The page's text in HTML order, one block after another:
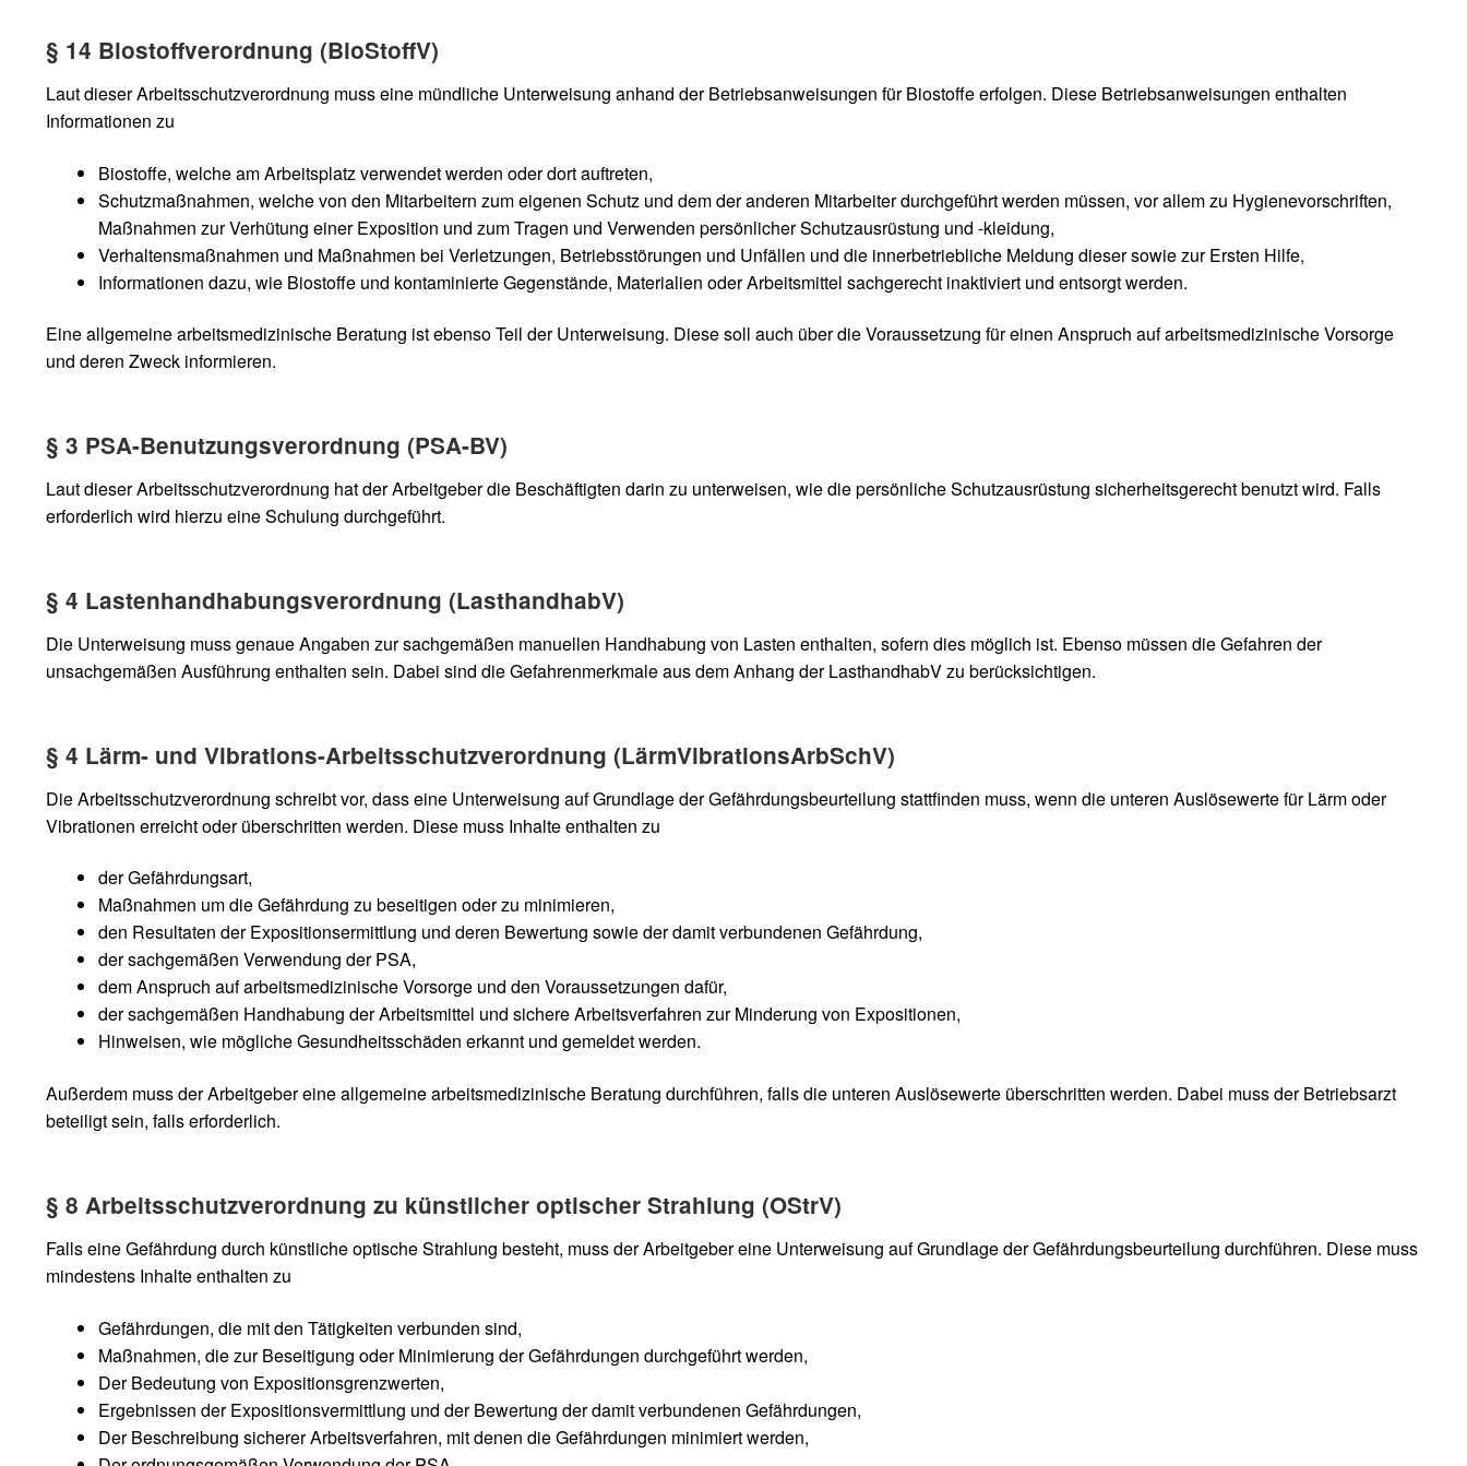
§ 14 Biostoffverordnung (BioStoffV)
Laut dieser Arbeitsschutzverordnung muss eine mündliche Unterweisung anhand der Betriebsanweisungen für Biostoffe erfolgen. Diese Betriebsanweisungen enthalten
Informationen zu
Biostoffe, welche am Arbeitsplatz verwendet werden oder dort auftreten,
Schutzmaßnahmen, welche von den Mitarbeitern zum eigenen Schutz und dem der anderen Mitarbeiter durchgeführt werden müssen, vor allem zu Hygienevorschriften,
Maßnahmen zur Verhütung einer Exposition und zum Tragen und Verwenden persönlicher Schutzausrüstung und -kleidung,
Verhaltensmaßnahmen und Maßnahmen bei Verletzungen, Betriebsstörungen und Unfällen und die innerbetriebliche Meldung dieser sowie zur Ersten Hilfe,
Informationen dazu, wie Biostoffe und kontaminierte Gegenstände, Materialien oder Arbeitsmittel sachgerecht inaktiviert und entsorgt werden.
Eine allgemeine arbeitsmedizinische Beratung ist ebenso Teil der Unterweisung. Diese soll auch über die Voraussetzung für einen Anspruch auf arbeitsmedizinische Vorsorge
und deren Zweck informieren.
§ 3 PSA-Benutzungsverordnung (PSA-BV)
Laut dieser Arbeitsschutzverordnung hat der Arbeitgeber die Beschäftigten darin zu unterweisen, wie die persönliche Schutzausrüstung sicherheitsgerecht benutzt wird. Falls
erforderlich wird hierzu eine Schulung durchgeführt.
§ 4 Lastenhandhabungsverordnung (LasthandhabV)
Die Unterweisung muss genaue Angaben zur sachgemäßen manuellen Handhabung von Lasten enthalten, sofern dies möglich ist. Ebenso müssen die Gefahren der
unsachgemäßen Ausführung enthalten sein. Dabei sind die Gefahrenmerkmale aus dem Anhang der LasthandhabV zu berücksichtigen.
§ 4 Lärm- und Vibrations-Arbeitsschutzverordnung (LärmVibrationsArbSchV)
Die Arbeitsschutzverordnung schreibt vor, dass eine Unterweisung auf Grundlage der Gefährdungsbeurteilung stattfinden muss, wenn die unteren Auslösewerte für Lärm oder
Vibrationen erreicht oder überschritten werden. Diese muss Inhalte enthalten zu
der Gefährdungsart,
Maßnahmen um die Gefährdung zu beseitigen oder zu minimieren,
den Resultaten der Expositionsermittlung und deren Bewertung sowie der damit verbundenen Gefährdung,
der sachgemäßen Verwendung der PSA,
dem Anspruch auf arbeitsmedizinische Vorsorge und den Voraussetzungen dafür,
der sachgemäßen Handhabung der Arbeitsmittel und sichere Arbeitsverfahren zur Minderung von Expositionen,
Hinweisen, wie mögliche Gesundheitsschäden erkannt und gemeldet werden.
Außerdem muss der Arbeitgeber eine allgemeine arbeitsmedizinische Beratung durchführen, falls die unteren Auslösewerte überschritten werden. Dabei muss der Betriebsarzt
beteiligt sein, falls erforderlich.
§ 8 Arbeitsschutzverordnung zu künstlicher optischer Strahlung (OStrV)
Falls eine Gefährdung durch künstliche optische Strahlung besteht, muss der Arbeitgeber eine Unterweisung auf Grundlage der Gefährdungsbeurteilung durchführen. Diese muss
mindestens Inhalte enthalten zu
Gefährdungen, die mit den Tätigkeiten verbunden sind,
Maßnahmen, die zur Beseitigung oder Minimierung der Gefährdungen durchgeführt werden,
Der Bedeutung von Expositionsgrenzwerten,
Ergebnissen der Expositionsvermittlung und der Bewertung der damit verbundenen Gefährdungen,
Der Beschreibung sicherer Arbeitsverfahren, mit denen die Gefährdungen minimiert werden,